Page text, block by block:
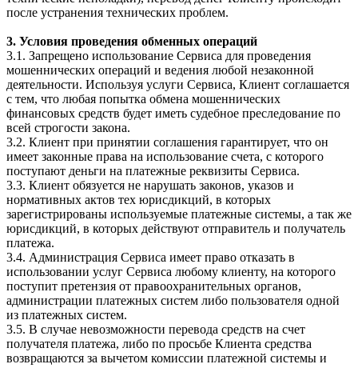
после устранения технических проблем.
3. Условия проведения обменных операций
3.1. Запрещено использование Сервиса для проведения
мошеннических операций и ведения любой незаконной
деятельности. Используя услуги Сервиса, Клиент соглашается
с тем, что любая попытка обмена мошеннических
финансовых средств будет иметь судебное преследование по
всей строгости закона.
3.2. Клиент при принятии соглашения гарантирует, что он
имеет законные права на использование счета, с которого
поступают деньги на платежные реквизиты Сервиса.
3.3. Клиент обязуется не нарушать законов, указов и
нормативных актов тех юрисдикций, в которых
зарегистрированы используемые платежные системы, а так же
юрисдикций, в которых действуют отправитель и получатель
платежа.
3.4. Администрация Сервиса имеет право отказать в
использовании услуг Сервиса любому клиенту, на которого
поступит претензия от правоохранительных органов,
администрации платежных систем либо пользователя одной
из платежных систем.
3.5. В случае невозможности перевода средств на счет
получателя платежа, либо по просьбе Клиента средства
возвращаются за вычетом комиссии платежной системы и